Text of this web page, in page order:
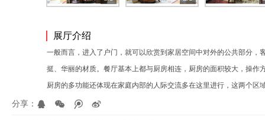
展厅介绍
一般而言，进入了户门，就可以欣赏到家居空间中对外的公共部分
挺、华丽的材质。餐厅基本上都与厨房相连，厨房的面积较大，操
厨房的多功能还体现在家庭内部的人际交流多在这里进行，这两个
分享：